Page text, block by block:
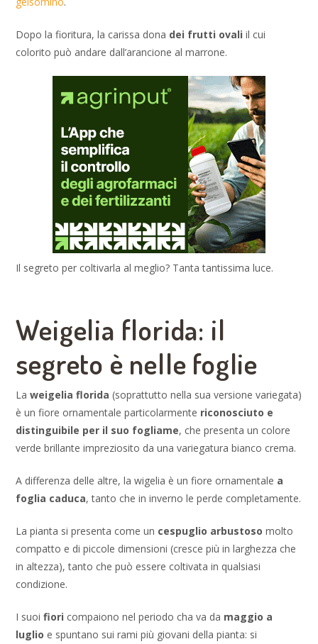
Dopo la fioritura, la carissa dona dei frutti ovali il cui
colorito può andare dall’arancione al marrone.
Il segreto per coltivarla al meglio? Tanta tantissima luce.
Weigelia florida: il
segreto è nelle foglie
Laweigelia florida (soprattutto nella sua versione variegata)
è un fiore ornamentale particolarmente riconosciuto e
distinguibile per il suo fogliame, che presenta un colore
verde brillante impreziosito da una variegatura bianco crema.
A differenza delle altre, la wigelia è un fiore ornamentale a
foglia caduca, tanto che in inverno le perde completamente.
La pianta si presenta come un cespuglio arbustoso molto
compatto e di piccole dimensioni (cresce più in larghezza che
in altezza), tanto che può essere coltivata in qualsiasi
condizione.
I suoifiori compaiono nel periodo cha va da maggio a
luglio e spuntano sui rami più giovani della pianta: si